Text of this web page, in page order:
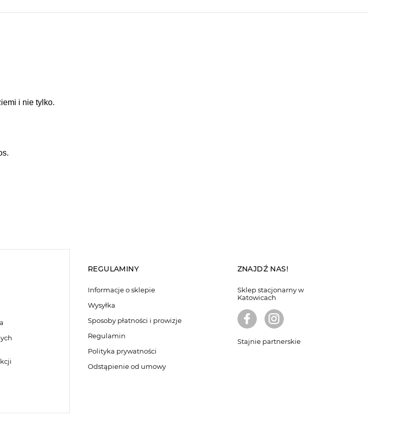
i nie tylko.
REGULAMINY
Informacje o sklepie
Wysyłka
Sposoby płatności i prowizje
Regulamin
Polityka prywatności
Odstąpienie od umowy
ZNAJDŹ NAS!
Sklep stacjonarny w
Katowicach
Stajnie partnerskie